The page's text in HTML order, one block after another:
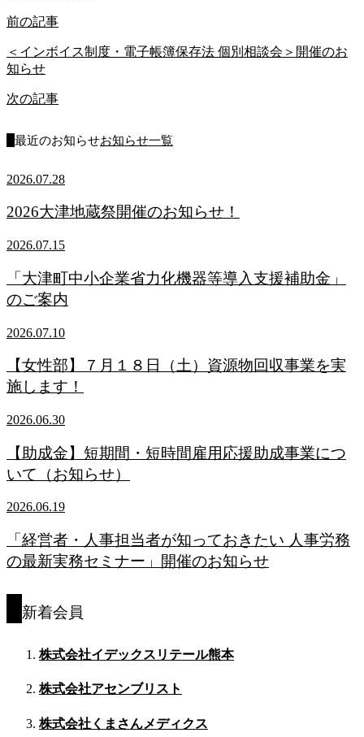
前の記事
＜インボイス制度・電子帳簿保存法 個別相談会＞開催のお
知らせ
次の記事
最近のお知らせお知らせ一覧
2026.07.28
2026大津地蔵祭開催のお知らせ！
2026.07.15
「大津町中小企業省力化機器等導入支援補助金」
のご案内
2026.07.10
【女性部】７月１８日（土）資源物回収事業を実
施します！
2026.06.30
【助成金】短期間・短時間雇用応援助成事業につ
いて（お知らせ）
2026.06.19
「経営者・人事担当者が知っておきたい 人事労務
の最新実務セミナー」開催のお知らせ
新着会員
株式会社イデックスリテール熊本
株式会社アセンブリスト
株式会社くまさんメディクス